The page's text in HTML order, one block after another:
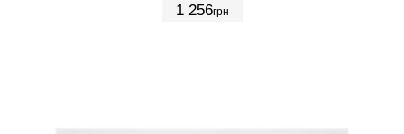
1 256грн